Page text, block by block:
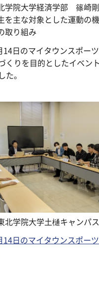
学院大学経済学部 篠崎
を主な対象とした運動の
取り組み
14日のマイタウンスポー
くりを目的としたイベン
。
学院大学土樋キャンパス
14日のマイタウンスポー